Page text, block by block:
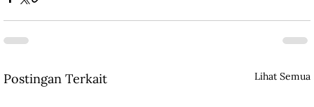
Postingan Terkait Lihat Semua